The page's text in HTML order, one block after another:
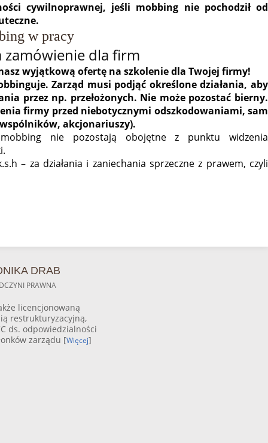
cywilnoprawnej, jeśli mobbing nie pochodził od
w pracy
zamówienie dla firm
wyjątkową ofertę na szkolenie dla Twojej firmy!
Zarząd musi podjąć określone działania, aby
przez np. przełożonych. Nie może pozostać bierny.
firmy przed niebotycznymi odszkodowaniami, sam
akcjonariuszy).
nie pozostają obojętne z punktu widzenia
– za działania i zaniechania sprzeczne z prawem, czyli
DRAB
PRAWNA
licencjonowaną
restrukturyzacyjną,
ds. odpowiedzialności
zarządu [Więcej]